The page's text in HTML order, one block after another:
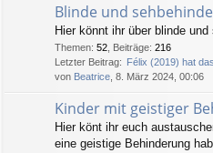
Blinde und
Hier könnt ihr über blinde
Themen: 52 Beiträge: 216
Letzter Beitrag: Félix (2019) hat
von Beatrice , 8. März 2024, 00:06
Kinder mit geistiger
Hier könt ihr euch
eine geistige Behinderung